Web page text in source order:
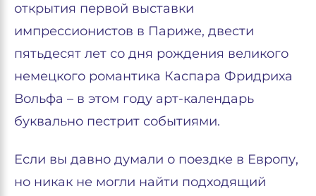
открытия первой выставки
импрессионистов в Париже, двести
пятьдесят лет со дня рождения великого
немецкого романтика Каспара Фридриха
Вольфа – в этом году арт-календарь
буквально пестрит событиями.
Если вы давно думали о поездке в Европу,
но никак не могли найти подходящий